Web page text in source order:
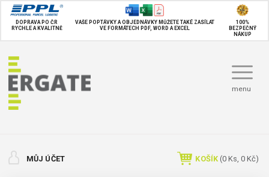
DOPRAVA PO ČR
RYCHLE A KVALITNĚ
VAŠE POPTÁVKY A OBJEDNÁVKY MŮŽETE TAKÉ ZASÍLAT
VE FORMÁTECH PDF, WORD A EXCEL
100%
BEZPEČNÝ
NÁKUP
menu
MŮJ ÚČET KOŠÍK (0 Ks, 0 Kč)